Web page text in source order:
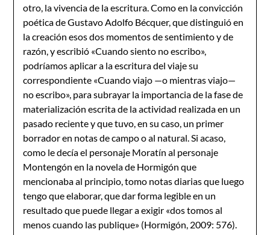
otro, la vivencia de la escritura. Como en la convicción
poética de Gustavo Adolfo Bécquer, que distinguió en
la creación esos dos momentos de sentimiento y de
razón, y escribió «Cuando siento no escribo»,
podríamos aplicar a la escritura del viaje su
correspondiente «Cuando viajo —o mientras viajo—
no escribo», para subrayar la importancia de la fase de
materialización escrita de la actividad realizada en un
pasado reciente y que tuvo, en su caso, un primer
borrador en notas de campo o al natural. Si acaso,
como le decía el personaje Moratín al personaje
Montengón en la novela de Hormigón que
mencionaba al principio, tomo notas diarias que luego
tengo que elaborar, que dar forma legible en un
resultado que puede llegar a exigir «dos tomos al
menos cuando las publique» (Hormigón, 2009: 576).